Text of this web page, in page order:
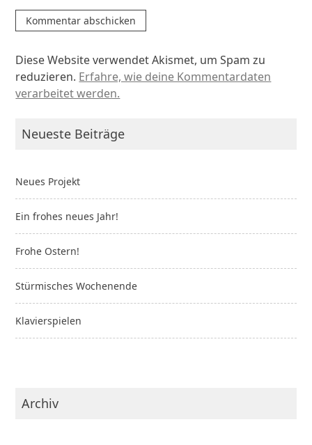
Diese Website verwendet Akismet, um Spam zu
reduzieren. Erfahre, wie deine Kommentardaten
verarbeitet werden.
Neueste Beiträge
Neues Projekt
Ein frohes neues Jahr!
Frohe Ostern!
Stürmisches Wochenende
Klavierspielen
Archiv